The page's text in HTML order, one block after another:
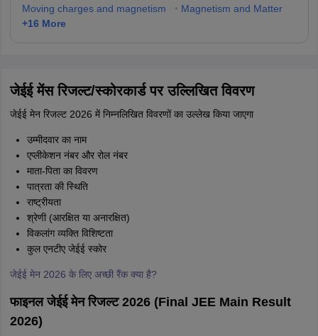
Moving charges and magnetism
• Magnetism and Matter
+16 More
जेईई मेंस रिजल्ट/स्कोरकार्ड पर उल्लिखित विवरण
जेईई मेन रिजल्ट 2026 में निम्नलिखित विवरणों का उल्लेख किया जाएगा
उम्मीदवार का नाम
एप्लीकेशन नंबर और रोल नंबर
माता-पिता का विवरण
पात्रता की स्थिति
राष्ट्रीयता
श्रेणी (आरक्षित या अनारक्षित)
विकलांग व्यक्ति विशिष्टता
कुल एनटीए जेईई स्कोर
जेईई मेन 2026 के लिए अच्छी रैंक क्या है?
फाइनल जेईई मेन रिजल्ट 2026 (Final JEE Main Result
2026)